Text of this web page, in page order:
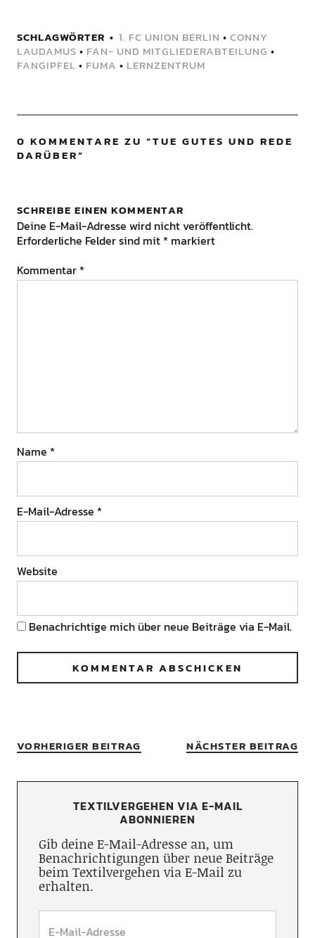
SCHLAGWÖRTER 1. FC UNION BERLIN • CONNY
LAUDAMUS • FAN- UND MITGLIEDERABTEILUNG •
FANGIPFEL • FUMA • LERNZENTRUM
0 KOMMENTARE ZU “TUE GUTES UND REDE
DARÜBER”
SCHREIBE EINEN KOMMENTAR
Deine E-Mail-Adresse wird nicht veröffentlicht.
Erforderliche Felder sind mit * markiert
Kommentar *
Name *
E-Mail-Adresse *
Website
Benachrichtige mich über neue Beiträge via E-Mail.
VORHERIGER BEITRAG NÄCHSTER BEITRAG
TEXTILVERGEHEN VIA E-MAIL
ABONNIEREN
Gib deine E-Mail-Adresse an, um
Benachrichtigungen über neue Beiträge
beim Textilvergehen via E-Mail zu
erhalten.